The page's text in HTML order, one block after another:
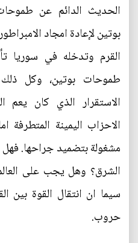
الحديث الدائم عن
بوتين لإعادة امجاد
القرم وتدخله في سوريا
طموحات بوتين، وكل
الاستقرار الذي كان يعم
الاحزاب اليمينة المتطرفة
مشغولة بتضميد جراحها. فهل
الشرق؟ وهل يجب على
سيما ان انتقال القوة بين
حروب.